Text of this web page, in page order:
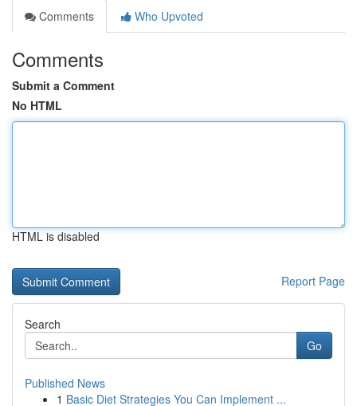
Comments
Who Upvoted
Comments
Submit a Comment
No HTML
HTML is disabled
Report Page
Search
Go
Published News
1 Basic Diet Strategies You Can Implement ...